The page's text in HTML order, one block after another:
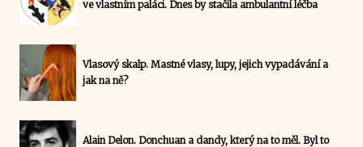
ve vlastním paláci. Dnes by stačila ambulantní léčba
Vlasový skalp. Mastné vlasy, lupy, jejich vypadávání a
jak na ně?
Alain Delon. Donchuan a dandy, který na to měl. Byl to